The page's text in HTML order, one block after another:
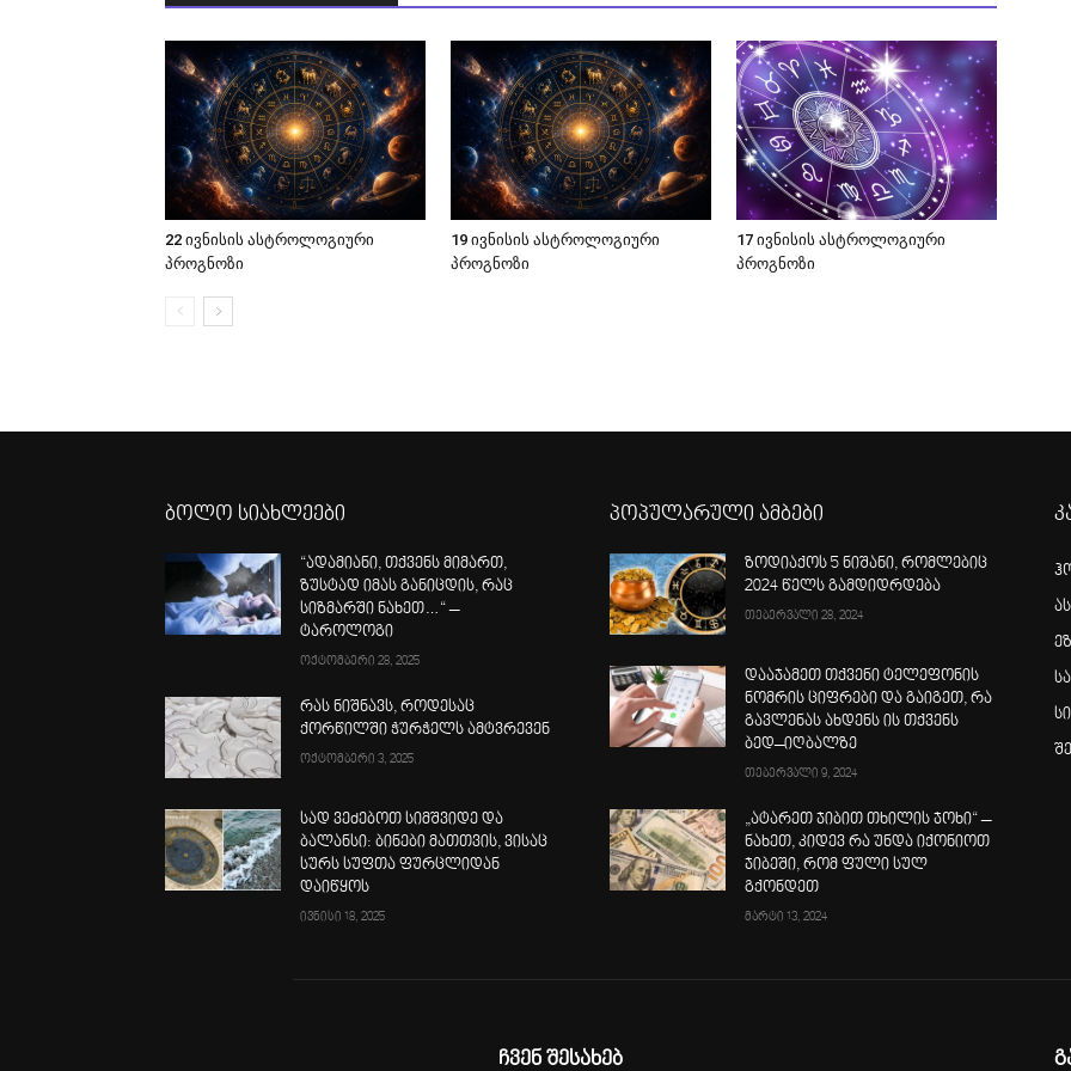
22 ივნისის ასტროლოგიური
პროგნოზი
19 ივნისის ასტროლოგიური
პროგნოზი
17 ივნისის ასტროლოგიური
პროგნოზი
ბოლო სიახლეები
“ადამიანი, თქვენს მიმართ,
ზუსტად იმას განიცდის, რაც
სიზმარში ნახეთ…“ –
ტაროლოგი
ოქტომბერი 28, 2025
რას ნიშნავს, როდესაც
ქორწილში ჭურჭელს ამტვრევენ
ოქტომბერი 3, 2025
სად ვეძებოთ სიმშვიდე და
ბალანსი: ბინები მათთვის, ვისაც
სურს სუფთა ფურცლიდან
დაიწყოს
ივნისი 18, 2025
პოპულარული ამბები
ზოდიაქოს 5 ნიშანი, რომლებიც
2024 წელს გამდიდრდება
თებერვალი 28, 2024
დააჯამეთ თქვენი ტელეფონის
ნომრის ციფრები და გაიგეთ, რა
გავლენას ახდენს ის თქვენს
ბედ–იღბალზე
თებერვალი 9, 2024
„ატარეთ ჯიბით თხილის ჯოხი“ –
ნახეთ, კიდევ რა უნდა იქონიოთ
ჯიბეში, რომ ფული სულ
გქონდეთ
მარტი 13, 2024
ჩვენ შესახებ